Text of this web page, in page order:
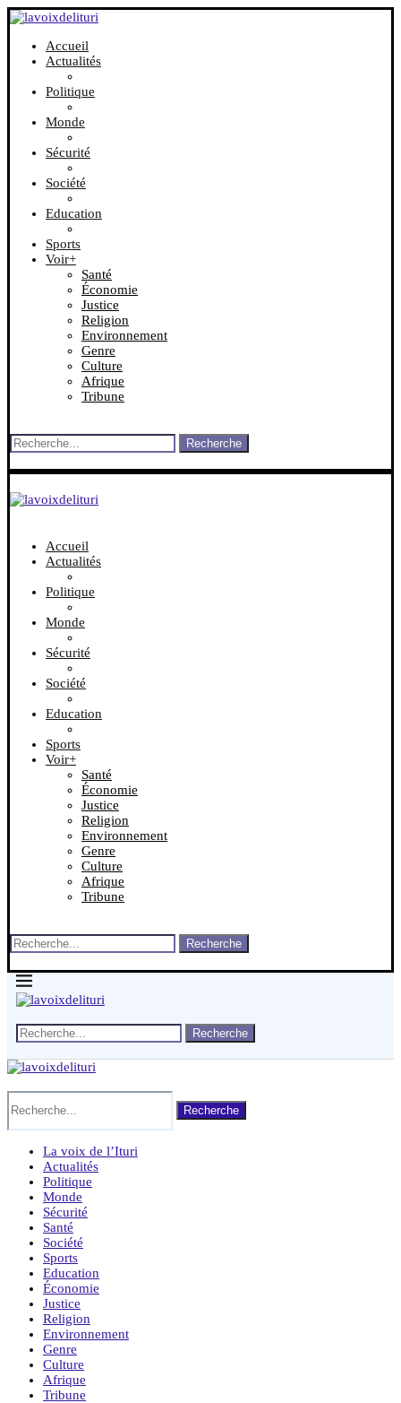
Accueil
Actualités
Politique
Monde
Sécurité
Société
Education
Sports
Voir+
Santé
Économie
Justice
Religion
Environnement
Genre
Culture
Afrique
Tribune
Recherche
Accueil
Actualités
Politique
Monde
Sécurité
Société
Education
Sports
Voir+
Santé
Économie
Justice
Religion
Environnement
Genre
Culture
Afrique
Tribune
Recherche
Recherche
Recherche
La voix de l’Ituri
Actualités
Politique
Monde
Sécurité
Santé
Société
Sports
Education
Économie
Justice
Religion
Environnement
Genre
Culture
Afrique
Tribune